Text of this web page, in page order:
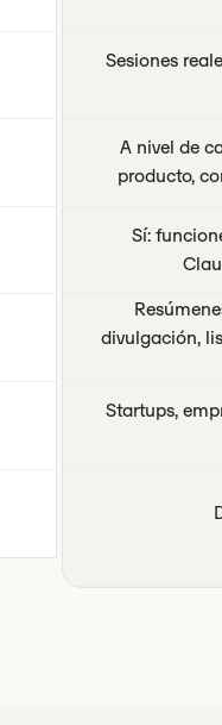
Sesiones
A nivel de
producto,
Sí:
divulgación,
Startups,